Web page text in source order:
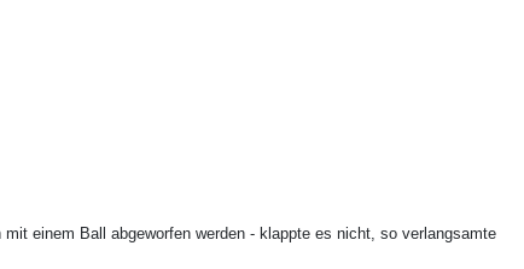
einem Ball abgeworfen werden - klappte es nicht, so verlangsamte